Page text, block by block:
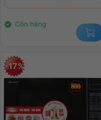
2.900.000₫.
là:
Còn hàng
-17%